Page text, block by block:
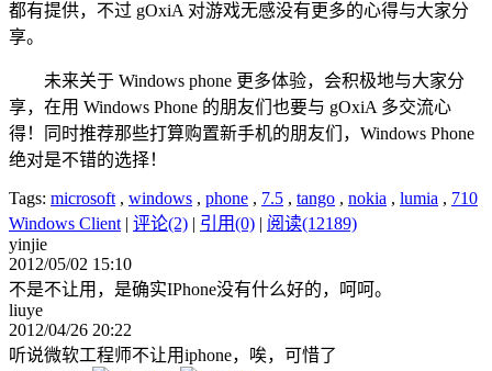
都有提供，不过 gOxiA 对游戏无感没有更多的心得与大家分
享。
未来关于 Windows phone 更多体验，会积极地与大家分
享，在用 Windows Phone 的朋友们也要与 gOxiA 多交流心
得！同时推荐那些打算购置新手机的朋友们，Windows Phone
绝对是不错的选择！
Tags: microsoft, windows , phone , 7.5 , tango , nokia , lumia , 710
Windows Client| 评论(2) | 引用(0) | 阅读(12189)
yinjie
2012/05/02 15:10
不是不让用，是确实IPhone没有什么好的，呵呵。
liuye
2012/04/26 20:22
听说微软工程师不让用iphone，唉，可惜了